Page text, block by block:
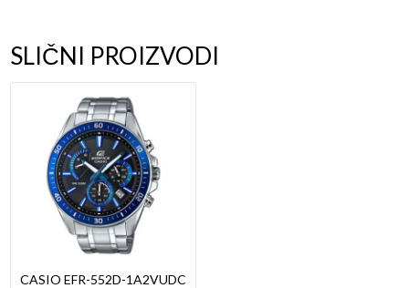
SLIČNI PROIZVODI
CASIO EFR-552D-1A2VUDC